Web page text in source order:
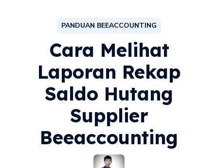
PANDUAN BEEACCOUNTING
Cara Melihat
Laporan Rekap
Saldo Hutang
Supplier
Beeaccounting